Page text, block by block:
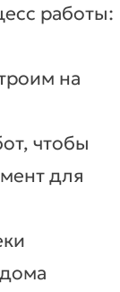
работы:
на
чтобы
для